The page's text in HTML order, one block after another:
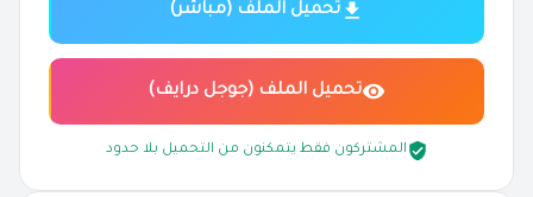
تحميل الملف (مباشر)
تحميل الملف (جوجل درايف)
المشتركون فقط يتمكنون من التحميل بلا حدود